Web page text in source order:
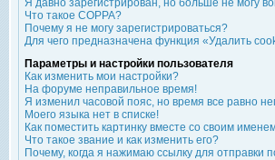
Я давно зарегистрирован, но больше не могу
Что такое COPPA?
Почему я не могу зарегистрироваться?
Для чего предназначена функция «Удалить
Параметры и настройки пользователя
Как изменить мои настройки?
На форуме неправильное время!
Я изменил часовой пояс, но время все равно
Моего языка нет в списке!
Как поместить картинку вместе со своим
Что такое звание и как изменить его?
Почему, когда я нажимаю ссылку для отправки